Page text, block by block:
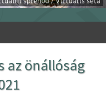
az önállóság